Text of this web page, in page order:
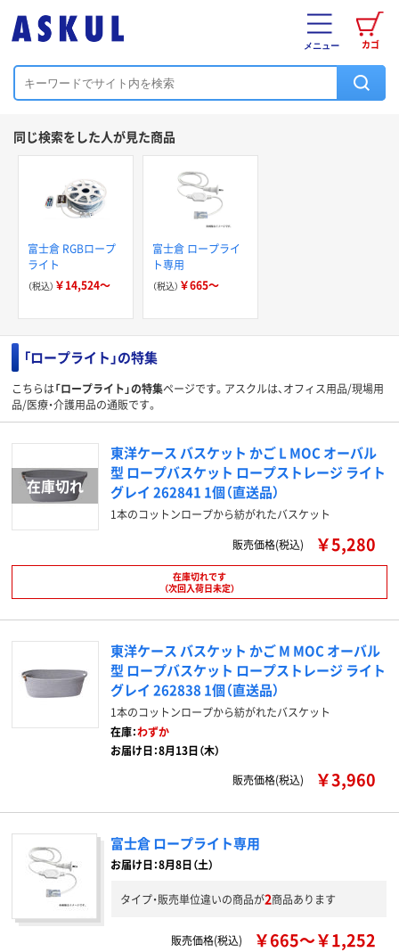
カゴ
メニュー
同じ検索をした人が見た商品
富士倉 RGBロープ
ライト
（税込） ￥14,524～
富士倉 ロープライ
ト専用
（税込） ￥665～
「ロープライト」の特集
こちらは「ロープライト」の特集ページです。アスクルは、オフィス用品/現場用
品/医療・介護用品の通販です。
東洋ケース バスケット かご L MOC オーバル
型 ロープバスケット ロープストレージ ライト
グレイ 262841 1個（直送品）
1本のコットンロープから紡がれたバスケット
販売価格(税込)
￥5,280
在庫切れです
（次回入荷日未定）
東洋ケース バスケット かご M MOC オーバル
型 ロープバスケット ロープストレージ ライト
グレイ 262838 1個（直送品）
1本のコットンロープから紡がれたバスケット
在庫：わずか
お届け日：8月13日（木）
販売価格(税込)
￥3,960
富士倉 ロープライト専用
お届け日：8月8日（土）
タイプ・販売単位違いの商品が2商品あります
販売価格(税込) ￥665～￥1,252